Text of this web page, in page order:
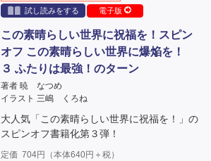
試し読みをする
電子版
この素晴らしい世界に祝福を！スピン
オフ この素晴らしい世界に爆焔を！
３ ふたりは最強！のターン
著者 暁 なつめ
イラスト 三嶋 くろね
大人気「この素晴らしい世界に祝福を！」の
スピンオフ書籍化第３弾！
定価 704円（本体640円＋税）